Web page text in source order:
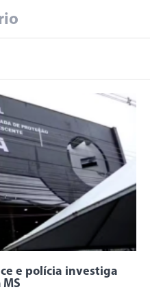
e polícia investiga